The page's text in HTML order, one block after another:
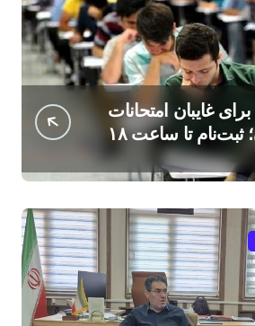
غایبان امتحانات
نهایی هرمزگان؛ ثبت‌نام تا ساعت ۱۸
امروز